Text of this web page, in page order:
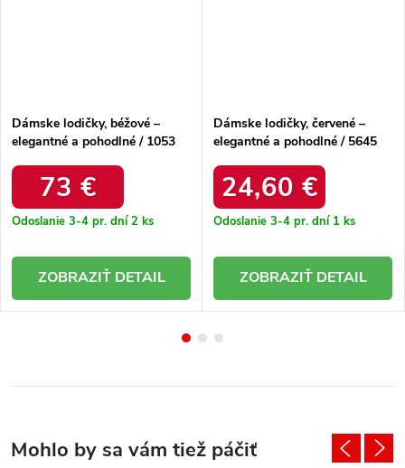
Dámske lodičky, béžové –
elegantné a pohodlné / 1053
73 €
Odoslanie 3-4 pr. dní2 ks
DETAIL
Dámske lodičky, červené –
elegantné a pohodlné / 5645
24,60 €
Odoslanie 3-4 pr. dní 1 ks
DETAIL